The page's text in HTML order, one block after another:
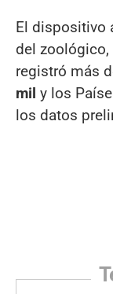
El dispositivo
del zoológico,
registró más
mil y los
los datos